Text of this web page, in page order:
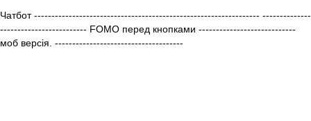
Чатбот----------------------------------------------------------------- --------------
------------------------- FOMO перед кнопками ----------------------------
моб версія. -------------------------------------